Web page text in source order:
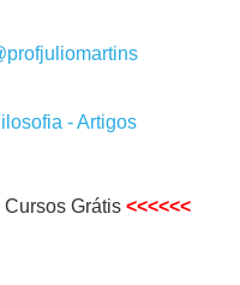
- Artigos
Cursos Grátis <<<<<<